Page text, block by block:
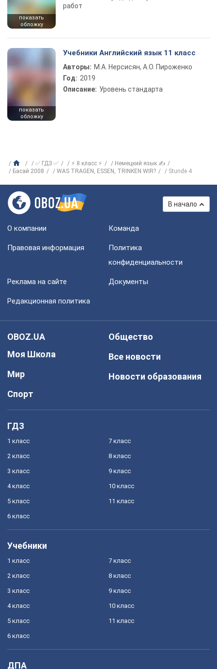
показать
обложку
работ
показать
обложку
Учебники Английский язык 11 класс
Авторы: М.А. Нерсисян, А.О. Пироженко
Год: 2019
Описание: Уровень стандарта
✅ ГДЗ ✅ ⚡ 8 класс ⚡
Немецкий язык ✍
Басай 2008
WAS TRAGEN, ESSEN, TRINKEN WIR? Stunde 4
В начало
О компании Команда
Правовая информация
Политика
конфиденциальности
Реклама на сайте Документы
Редакционная политика
OBOZ.UA
Моя Школа
Мир
Спорт
Общество
Все новости
Новости образования
ГДЗ
1 класс
2 класс
3 класс
4 класс
5 класс
6 класс
7 класс
8 класс
9 класс
10 класс
11 класс
Учебники
1 класс
2 класс
3 класс
4 класс
5 класс
6 класс
7 класс
8 класс
9 класс
10 класс
11 класс
ДПА